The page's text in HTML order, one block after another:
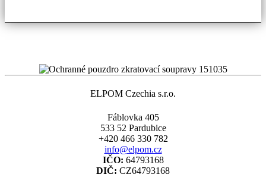
ELPOM Czechia s.r.o.
Fáblovka 405
533 52 Pardubice
+420 466 330 782
info@elpom.cz
IČO: 64793168
DIČ: CZ64793168